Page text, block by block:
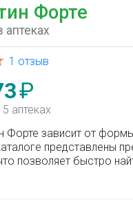
Форте
аптеках
1 отзыв
₽
аптеках
Форте зависит от
представлены
позволяет быстро
минимальной цене.